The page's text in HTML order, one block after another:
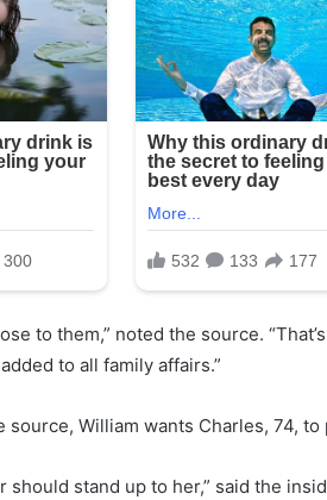
to them,” noted the source.
to all family affairs.”
source, William wants Charles, 74,
should stand up to her,” said the